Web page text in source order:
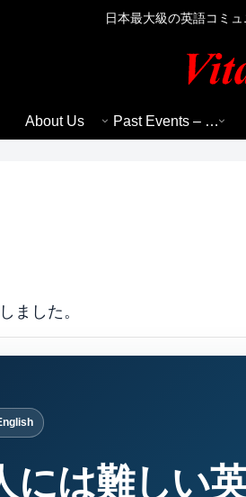
日本最大級の英語コミ
About Us Past Events – 過去のイベント
ました。
には難しい